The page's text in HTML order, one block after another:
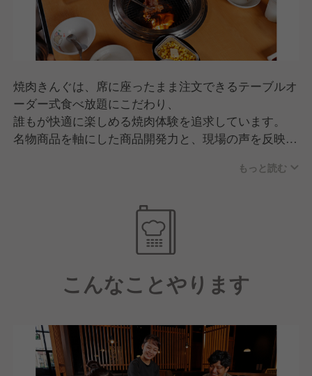
焼肉きんぐは、席に座ったまま注文できるテーブルオ
ーダー式食べ放題にこだわり、
誰もが快適に楽しめる焼肉体験を追求しています。
名物商品を軸にした商品開発力と、現場の声を反映す
品質・価格・サービスのバランスが高く評価され、
もっと読む
こんなことやります